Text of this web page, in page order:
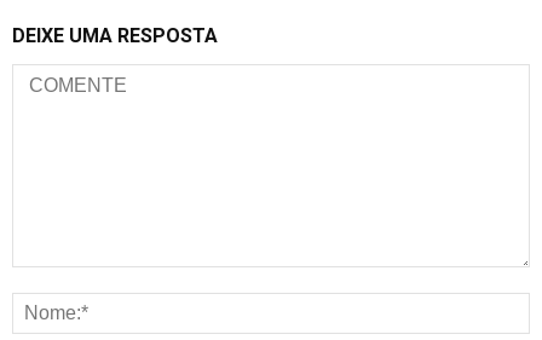
DEIXE UMA RESPOSTA